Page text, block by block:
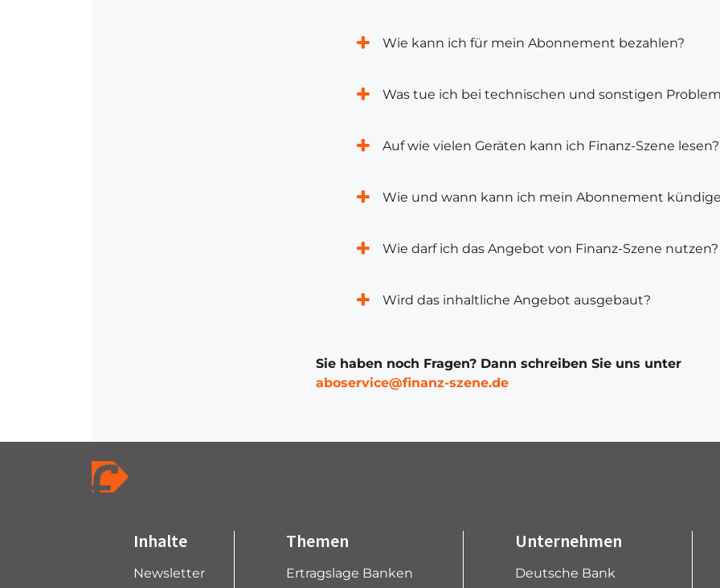
Wie kann ich für mein Abonnement bezahlen?
Was tue ich bei technischen und sonstigen
Auf wie vielen Geräten kann ich Finanz-Szene lesen?
Wie und wann kann ich mein Abonnement
Wie darf ich das Angebot von Finanz-Szene nutzen?
Wird das inhaltliche Angebot ausgebaut?
Sie haben noch Fragen? Dann schreiben Sie uns unter
aboservice@finanz-szene.de
Inhalte
Newsletter
Themen
Ertragslage Banken
Unternehmen
Deutsche Bank